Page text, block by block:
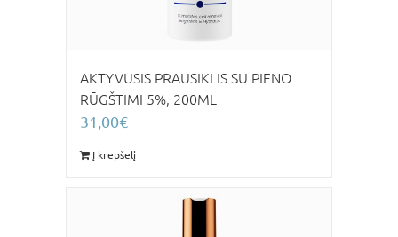
AKTYVUSIS PRAUSIKLIS SU PIENO
RŪGŠTIMI 5%, 200ML
31,00€
Į krepšelį